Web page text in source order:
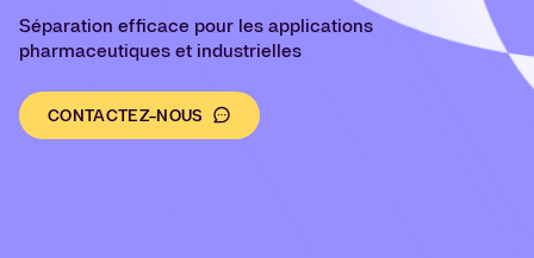
Séparation efficace pour les applications
pharmaceutiques et industrielles
CONTACTEZ-NOUS